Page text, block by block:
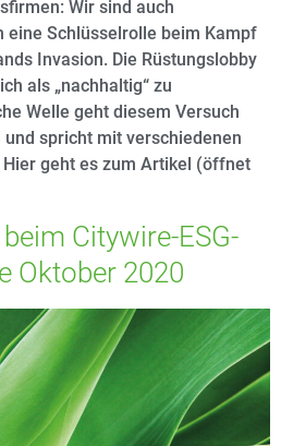
Wir sind auch
eine Schlüsselrolle beim Kampf
Invasion. Die Rüstungslobby
als „nachhaltig“ zu
Welle geht diesem Versuch
spricht mit verschiedenen
geht es zum Artikel (öffnet
Citywire-ESG-
Oktober 2020